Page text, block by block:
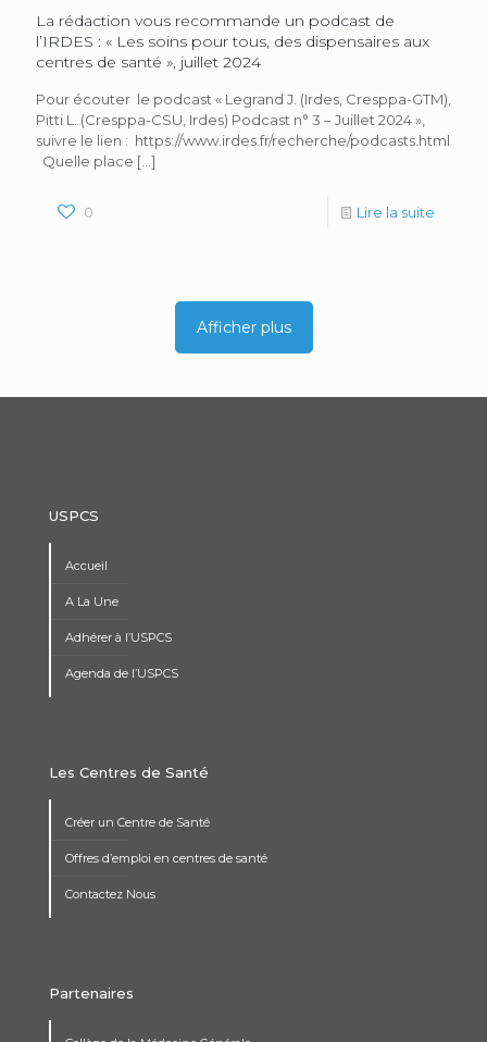
La rédaction vous recommande un podcast de
l’IRDES : « Les soins pour tous, des dispensaires aux
centres de santé », juillet 2024
Pour écouter le podcast « Legrand J. (Irdes, Cresppa-GTM),
Pitti L. (Cresppa-CSU, Irdes) Podcast n° 3 – Juillet 2024 »,
suivre le lien : https://www.irdes.fr/recherche/podcasts.html
Quelle place […]
0 Lire la suite
Afficher plus
USPCS
Accueil
A La Une
Adhérer à l’USPCS
Agenda de l’USPCS
Les Centres de Santé
Créer un Centre de Santé
Offres d’emploi en centres de santé
Contactez Nous
Partenaires